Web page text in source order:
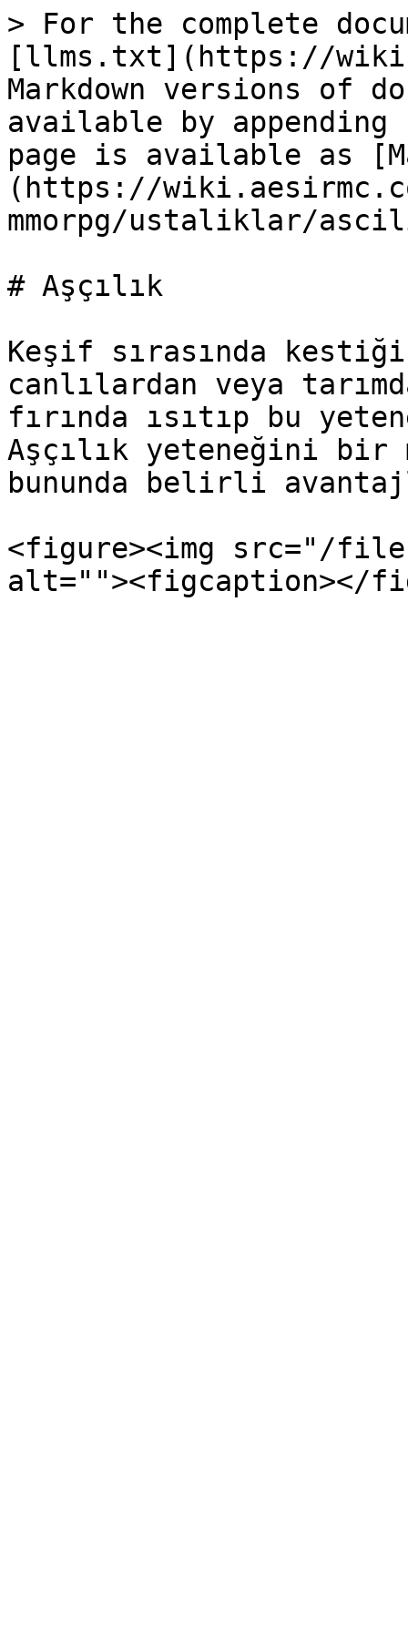
> For the complete
[llms.txt](https://
Markdown versions of
available by
page is available as
(https://
mmorpg/ustaliklar/
# Aşçılık
Keşif sırasında
canlılardan veya
fırında ısıtıp bu
Aşçılık yeteneğini
bununda belirli
<figure><img src="/files/